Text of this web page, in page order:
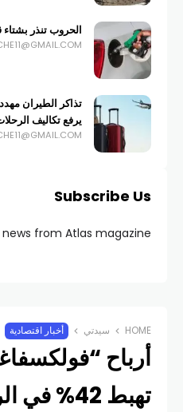
الحروب تنذر
تذاكر الطيران
يرفع تكاليف
Subscribe Us
from Atlas magazine
HOME سيدتي أخبار اقتصادية
أرباح
تهبط 42%